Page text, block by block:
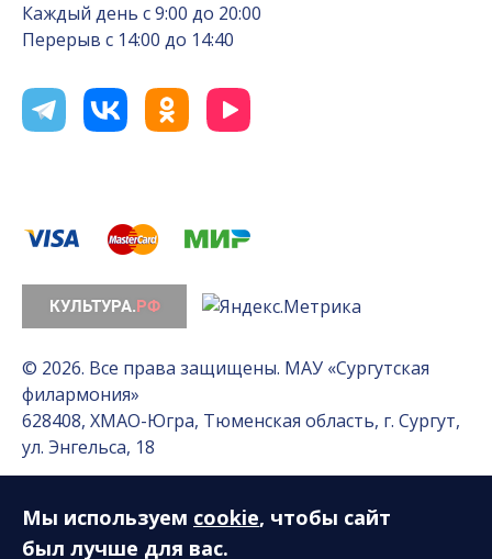
Каждый день с 9:00 до 20:00
Перерыв с 14:00 до 14:40
© 2026. Все права защищены. МАУ «Сургутская
филармония»
628408, ХМАО-Югра, Тюменская область, г. Сургут,
ул. Энгельса, 18
Разработка сайта — Интернет-лаборатория
«Делиссимо»
Мы используем cookie, чтобы сайт
был лучше для вас.